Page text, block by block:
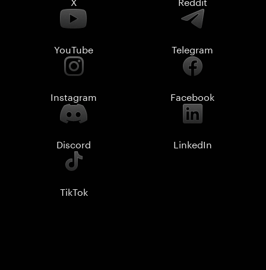
YouTube Telegram
Instagram Facebook
Discord LinkedIn
TikTok